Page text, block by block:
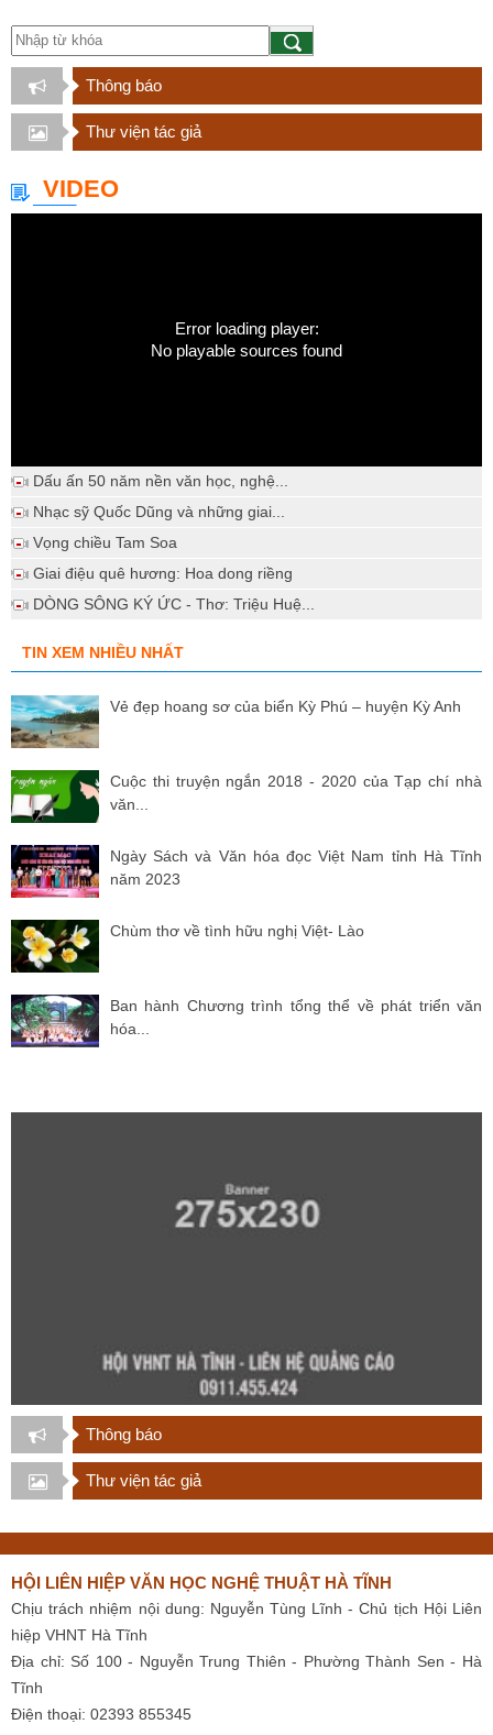
Thông báo
Thư viện tác giả
VIDEO
Error loading player:
No playable sources found
Dấu ấn 50 năm nền văn học, nghệ...
Nhạc sỹ Quốc Dũng và những giai...
Vọng chiều Tam Soa
Giai điệu quê hương: Hoa dong riềng
DÒNG SÔNG KÝ ỨC - Thơ: Triệu Huệ...
TIN XEM NHIỀU NHẤT
Vẻ đẹp hoang sơ của biển Kỳ Phú – huyện Kỳ Anh
Cuộc thi truyện ngắn 2018 - 2020 của Tạp chí nhà
văn...
Ngày Sách và Văn hóa đọc Việt Nam tỉnh Hà Tĩnh
năm 2023
Chùm thơ về tình hữu nghị Việt- Lào
Ban hành Chương trình tổng thể về phát triển văn
hóa...
Thông báo
Thư viện tác giả
HỘI LIÊN HIỆP VĂN HỌC NGHỆ THUẬT HÀ TĨNH
Chịu trách nhiệm nội dung: Nguyễn Tùng Lĩnh - Chủ tịch Hội Liên
hiệp VHNT Hà Tĩnh
Địa chỉ: Số 100 - Nguyễn Trung Thiên - Phường Thành Sen - Hà
Tĩnh
Điện thoại: 02393 855345